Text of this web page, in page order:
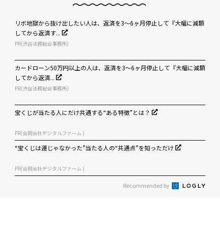
リボ地獄から抜け出したい人は、返済を3～6ヶ月停止して『大幅に減額
してから返済す...
PR(渋谷法務総合事務所)
カードローン50万円以上の人は、返済を3～6ヶ月停止して『大幅に減額
してから返済...
PR(渋谷法務総合事務所)
宝くじが当たる人にだけ共通する“ある特徴”とは？
PR(合同会社デジタルファーム )
“宝くじは運じゃなかった”当たる人の“共通点”を知っただけ
PR(合同会社デジタルファーム )
Recommended by